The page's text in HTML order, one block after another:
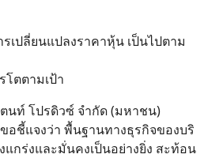
เปลี่ยนแปลงราคาหุ้น เป็นไปตาม
โตตามเป้า
นท์ โปรดิวซ์ จำกัด (มหาชน)
ขอชี้แจงว่า พื้นฐานทางธุรกิจของบริ
กร่งและมั่นคงเป็นอย่างยิ่ง สะท้อน